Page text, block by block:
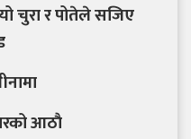
चुरा र पोतेले सजिए
आठाै